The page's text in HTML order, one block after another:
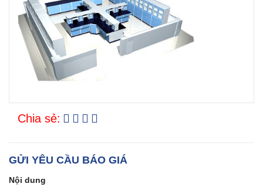
Chia sẻ:
GỬI YÊU CẦU BÁO GIÁ
Nội dung